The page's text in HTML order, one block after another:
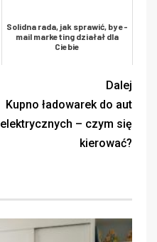
Solidna rada, jak sprawić, by e-
mail marketing działał dla
Ciebie
Dalej
Kupno ładowarek do aut
elektrycznych – czym się
kierować?